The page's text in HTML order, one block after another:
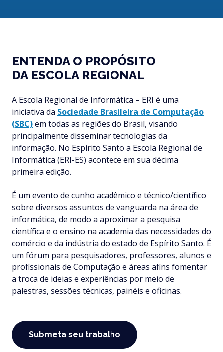
ENTENDA O PROPÓSITO
DA ESCOLA REGIONAL
A Escola Regional de Informática – ERI é uma
iniciativa da Sociedade Brasileira de Computação
(SBC)em todas as regiões do Brasil, visando
principalmente disseminar tecnologias da
informação. No Espírito Santo a Escola Regional de
Informática (ERI-ES) acontece em sua décima
primeira edição.
É um evento de cunho acadêmico e técnico/científico
sobre diversos assuntos de vanguarda na área de
informática, de modo a aproximar a pesquisa
científica e o ensino na academia das necessidades do
comércio e da indústria do estado de Espírito Santo. É
um fórum para pesquisadores, professores, alunos e
profissionais de Computação e áreas afins fomentar
a troca de ideias e experiências por meio de
palestras, sessões técnicas, painéis e oficinas.
Submeta seu trabalho